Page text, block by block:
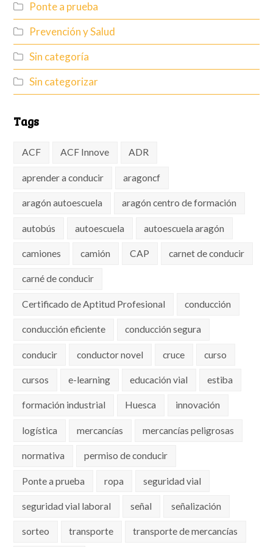
Ponte a prueba
Prevención y Salud
Sin categoría
Sin categorizar
Tags
ACF ACF Innove ADR
aprender a conducir aragoncf
aragón autoescuela aragón centro de formación
autobús autoescuela autoescuela aragón
camiones camión CAP carnet de conducir
carné de conducir
Certificado de Aptitud Profesional conducción
conducción eficiente conducción segura
conducir conductor novel cruce curso
cursos e-learning educación vial estiba
formación industrial Huesca innovación
logística mercancías mercancías peligrosas
normativa permiso de conducir
Ponte a prueba ropa seguridad vial
seguridad vial laboral señal señalización
sorteo transporte transporte de mercancías